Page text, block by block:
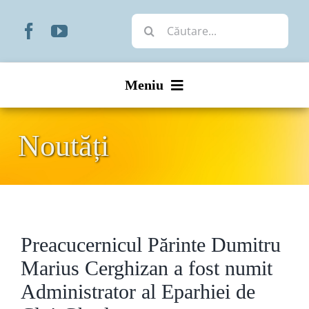
Cautare...
Meniu
Organizare
Liturgic
Noutăți
Preacucernicul Părinte Dumitru
Marius Cerghizan a fost numit
Administrator al Eparhiei de